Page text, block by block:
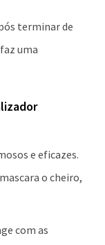
terminar de
uma
e eficazes.
o cheiro,
com as